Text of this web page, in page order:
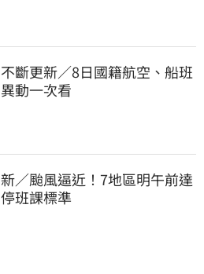
不斷更新／8日國籍航空、船班
異動一次看
新／颱風逼近！7地區明午前達
停班課標準